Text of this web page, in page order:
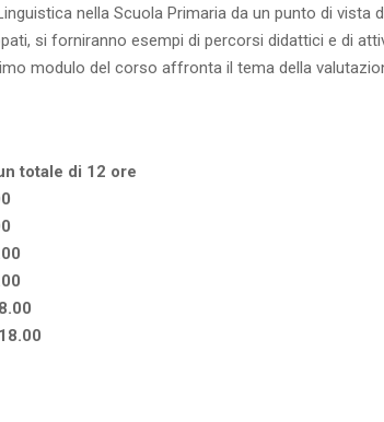
nella Scuola Primaria da un punto di vista
si forniranno esempi di percorsi didattici e di
modulo del corso affronta il tema della
totale di 12 ore